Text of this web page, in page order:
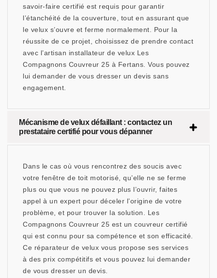
savoir-faire certifié est requis pour garantir
l’étanchéité de la couverture, tout en assurant que
le velux s’ouvre et ferme normalement. Pour la
réussite de ce projet, choisissez de prendre contact
avec l’artisan installateur de velux Les
Compagnons Couvreur 25 à Fertans. Vous pouvez
lui demander de vous dresser un devis sans
engagement.
Mécanisme de velux défaillant : contactez un
prestataire certifié pour vous dépanner
Dans le cas où vous rencontrez des soucis avec
votre fenêtre de toit motorisé, qu’elle ne se ferme
plus ou que vous ne pouvez plus l’ouvrir, faites
appel à un expert pour déceler l’origine de votre
problème, et pour trouver la solution. Les
Compagnons Couvreur 25 est un couvreur certifié
qui est connu pour sa compétence et son efficacité.
Ce réparateur de velux vous propose ses services
à des prix compétitifs et vous pouvez lui demander
de vous dresser un devis.